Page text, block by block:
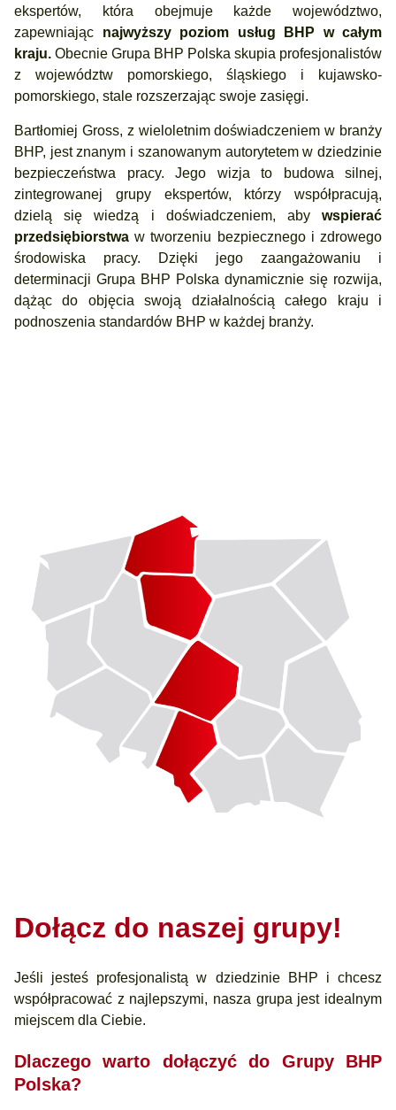
ekspertów, która obejmuje każde województwo,
zapewniając najwyższy poziom usług BHP w całym
kraju. Obecnie Grupa BHP Polska skupia profesjonalistów
z województw pomorskiego, śląskiego i kujawsko-
pomorskiego, stale rozszerzając swoje zasięgi.
Bartłomiej Gross, z wieloletnim doświadczeniem w branży
BHP, jest znanym i szanowanym autorytetem w dziedzinie
bezpieczeństwa pracy. Jego wizja to budowa silnej,
zintegrowanej grupy ekspertów, którzy współpracują,
dzielą się wiedzą i doświadczeniem, aby wspierać
przedsiębiorstwa w tworzeniu bezpiecznego i zdrowego
środowiska pracy. Dzięki jego zaangażowaniu i
determinacji Grupa BHP Polska dynamicznie się rozwija,
dążąc do objęcia swoją działalnością całego kraju i
podnoszenia standardów BHP w każdej branży.
Dołącz do naszej grupy!
Jeśli jesteś profesjonalistą w dziedzinie BHP i chcesz
współpracować z najlepszymi, nasza grupa jest idealnym
miejscem dla Ciebie.
Dlaczego warto dołączyć do Grupy BHP
Polska?